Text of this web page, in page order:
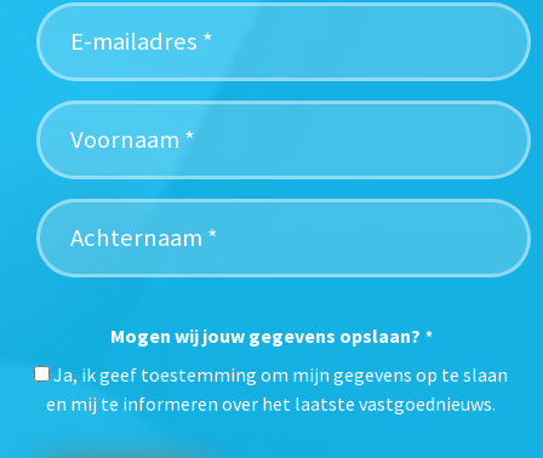
Mogen wij jouw gegevens opslaan? *
Ja, ik geef toestemming om mijn gegevens op te slaan
en mij te informeren over het laatste vastgoednieuws.